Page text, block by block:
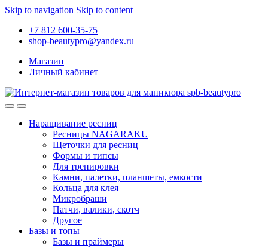
Skip to navigation Skip to content
+7 812 600-35-75
shop-beautypro@yandex.ru
Магазин
Личный кабинет
Наращивание ресниц
Ресницы NAGARAKU
Щеточки для ресниц
Формы и типсы
Для тренировки
Камни, палетки, планшеты, емкости
Кольца для клея
Микробраши
Патчи, валики, скотч
Другое
Базы и топы
Базы и праймеры